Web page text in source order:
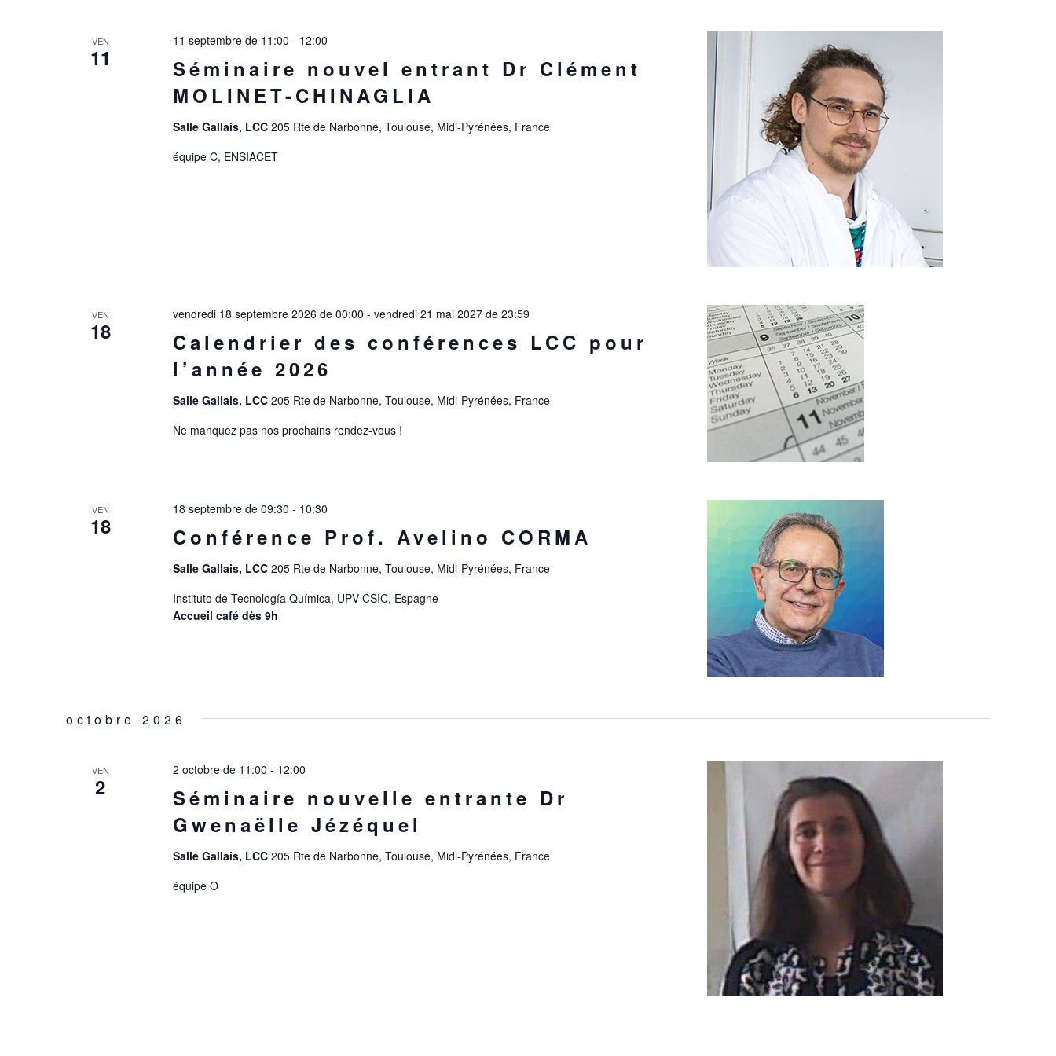
VEN
11
Séminaire nouvel entrant Dr Clément
MOLINET-CHINAGLIA
11 septembre de 11:00 - 12:00
Salle Gallais, LCC 205 Rte de Narbonne, Toulouse, Midi-Pyrénées, France
équipe C, ENSIACET
VEN
18
Calendrier des conférences LCC pour
l’année 2026
vendredi 18 septembre 2026 de 00:00 - vendredi 21 mai 2027 de 23:59
Salle Gallais, LCC 205 Rte de Narbonne, Toulouse, Midi-Pyrénées, France
Ne manquez pas nos prochains rendez-vous !
VEN
18 Conférence Prof. Avelino CORMA
18 septembre de 09:30 - 10:30
Salle Gallais, LCC 205 Rte de Narbonne, Toulouse, Midi-Pyrénées, France
Instituto de Tecnología Química, UPV-CSIC, Espagne
Accueil café dès 9h
octobre 2026
VEN
2
Séminaire nouvelle entrante Dr
Gwenaëlle Jézéquel
2 octobre de 11:00 - 12:00
Salle Gallais, LCC 205 Rte de Narbonne, Toulouse, Midi-Pyrénées, France
équipe O